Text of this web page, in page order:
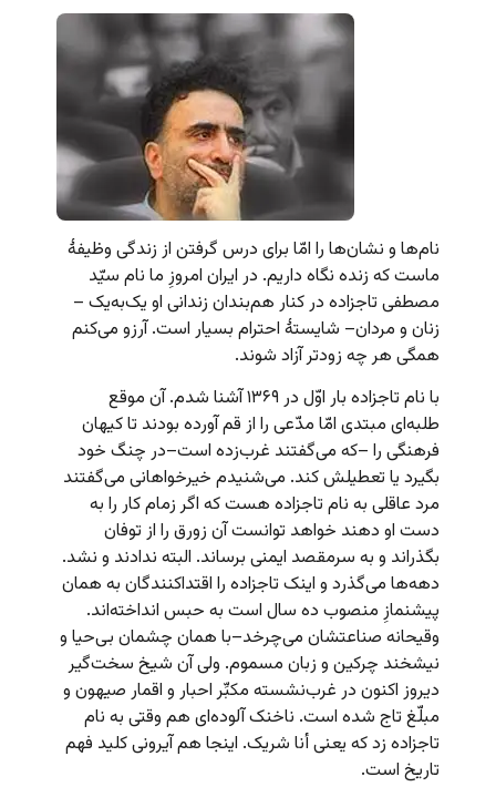
نام‌ها و نشان‌ها را امّا برای درس گرفتن از زندگی وظیفۀ
ماست که زنده نگاه داریم. در ایران امروزِ ما نام سیّد
مصطفی تاجزاده در کنار هم‌بندان زندانی او یک‌به‌‌یک –
زنان و مردان– شایستۀ احترام بسیار است. آرزو می‌کنم
همگی هر چه زودتر آزاد شوند.
با نام تاجزاده بار اوّل در ۱۳۶۹ آشنا شدم. آن موقع
طلبه‌ای مبتدی امّا مدّعی را از قم آورده بودند تا کیهان
فرهنگی را –که می‌گفتند غرب‌زده است–در چنگ خود
بگیرد یا تعطیلش کند. می‌‌شنیدم خیرخواهانی می‌گفتند
مرد عاقلی به نام تاجزاده هست که اگر زمام کار را به
دست او دهند خواهد توانست آن زورق را از توفان
بگذراند و به سرمقصد ایمنی برساند. البته ندادند و نشد.
دهه‌ها می‌گذرد و اینک تاجزاده را اقتداکنندگان به همان
پیشنمازِ منصوب ده سال است به حبس انداخته‌اند.
وقیحانه صناعتشان می‌چرخد–با همان چشمان بی‌حیا و
نیشخند چرکین و زبان مسموم. ولی آن شیخ سخت‌گیر
دیروز اکنون در غرب‌نشسته مکبِّر احبار و اقمار صیهون و
مبلّغ تاج شده است. ناخنک آلوده‌ای هم وقتی به نام
تاجزاده زد که یعنی أنا شریک. اینجا هم آیرونی کلید فهم
تاریخ است.